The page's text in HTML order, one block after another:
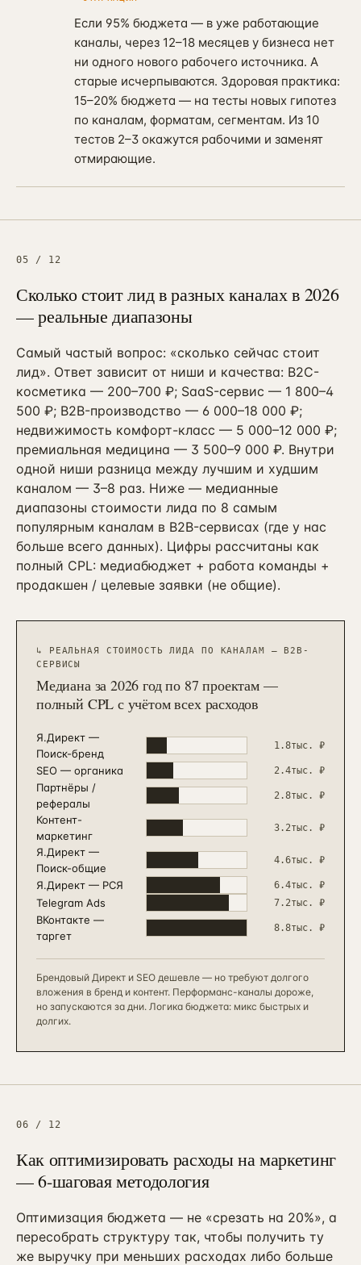
Если 95% бюджета — в уже работающие
каналы, через 12–18 месяцев у бизнеса нет
ни одного нового рабочего источника. А
старые исчерпываются. Здоровая практика:
15–20% бюджета — на тесты новых гипотез
по каналам, форматам, сегментам. Из 10
тестов 2–3 окажутся рабочими и заменят
отмирающие.
05 / 12
Сколько стоит лид в разных каналах в 2026
— реальные диапазоны
Самый частый вопрос: «сколько сейчас стоит
лид». Ответ зависит от ниши и качества: B2C-
косметика — 200–700 ₽; SaaS-сервис — 1 800–4
500 ₽; B2B-производство — 6 000–18 000 ₽;
недвижимость комфорт-класс — 5 000–12 000 ₽;
премиальная медицина — 3 500–9 000 ₽. Внутри
одной ниши разница между лучшим и худшим
каналом — 3–8 раз. Ниже — медианные
диапазоны стоимости лида по 8 самым
популярным каналам в B2B-сервисах (где у нас
больше всего данных). Цифры рассчитаны как
полный CPL: медиабюджет + работа команды +
продакшен / целевые заявки (не общие).
↳ РЕАЛЬНАЯ СТОИМОСТЬ ЛИДА ПО КАНАЛАМ — B2B-
СЕРВИСЫ
Медиана за 2026 год по 87 проектам —
полный CPL с учётом всех расходов
Я.Директ —
Поиск-бренд
1.8тыс. ₽
SEO — органика 2.4тыс. ₽
Партнёры /
рефералы
2.8тыс. ₽
Контент-
маркетинг
3.2тыс. ₽
Я.Директ —
Поиск-общие
4.6тыс. ₽
Я.Директ — РСЯ 6.4тыс. ₽
Telegram Ads 7.2тыс. ₽
ВКонтакте —
таргет
8.8тыс. ₽
Брендовый Директ и SEO дешевле — но требуют долгого
вложения в бренд и контент. Перформанс-каналы дороже,
но запускаются за дни. Логика бюджета: микс быстрых и
долгих.
06 / 12
Как оптимизировать расходы на маркетинг
— 6-шаговая методология
Оптимизация бюджета — не «срезать на 20%», а
пересобрать структуру так, чтобы получить ту
же выручку при меньших расходах либо больше